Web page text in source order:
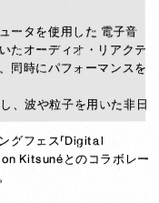
ータを使用した 電子音
たオーディオ・リアクテ
同時にパフォーマンスを
、波や粒子を用いた非日
グフェス「Digital
Kitsunéとのコラボレー